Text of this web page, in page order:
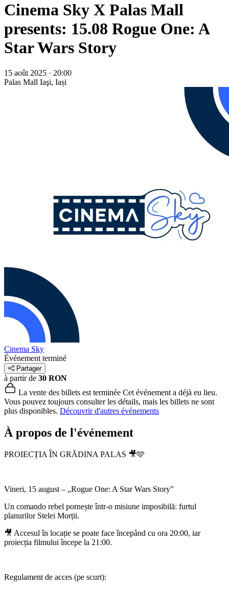
Cinema Sky X Palas Mall
presents: 15.08 Rogue One: A
Star Wars Story
15 août 2025 · 20:00
Palas Mall Iaşi, Iași
Cinema Sky
Événement terminé
Partager
à partir de 30 RON
La vente des billets est terminée Cet événement a déjà eu lieu.
Vous pouvez toujours consulter les détails, mais les billets ne sont
plus disponibles. Découvrir d'autres événements
À propos de l'événement
PROIECȚIA ÎN GRĂDINA PALAS 🎥🩵
Vineri, 15 august – „Rogue One: A Star Wars Story”
Un comando rebel pornește într-o misiune imposibilă: furtul
planurilor Stelei Morții.
🎥 Accesul în locație se poate face începând cu ora 20:00, iar
proiecția filmului începe la 21:00.
Regulament de acces (pe scurt):